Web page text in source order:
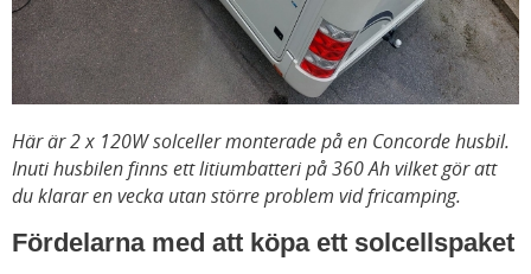
Här är 2 x 120W solceller monterade på en Concorde husbil.
Inuti husbilen finns ett litiumbatteri på 360 Ah vilket gör att
du klarar en vecka utan större problem vid fricamping.
Fördelarna med att köpa ett solcellspaket